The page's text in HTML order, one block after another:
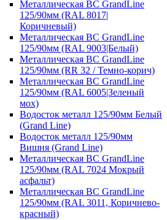
Металлическая ВС GrandLine
125/90мм (RAL 8017|
Коричневый)
Металлическая ВС GrandLine
125/90мм (RAL 9003|Белый)
Металлическая ВС GrandLine
125/90мм (RR 32 / Темно-корич)
Металлическая ВС GrandLine
125/90мм (RAL 6005|Зеленый
мох)
Водосток металл 125/90мм Белый
(Grand Line)
Водосток металл 125/90мм
Вишня (Grand Line)
Металлическая ВС GrandLine
125/90мм (RAL 7024 Мокрый
асфальт)
Металлическая ВС GrandLine
125/90мм (RAL 3011, Коричнево-
красный)